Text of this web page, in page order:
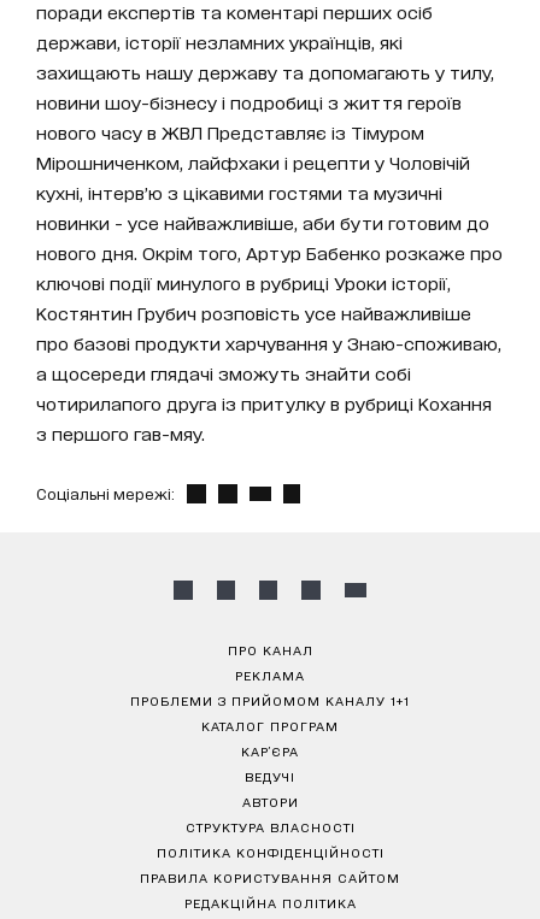
поради експертів та коментарі перших осіб
держави, історії незламних українців, які
захищають нашу державу та допомагають у тилу,
новини шоу-бізнесу і подробиці з життя героїв
нового часу в ЖВЛ Представляє із Тімуром
Мірошниченком, лайфхаки і рецепти у Чоловічій
кухні, інтерв’ю з цікавими гостями та музичні
новинки - усе найважливіше, аби бути готовим до
нового дня. Окрім того, Артур Бабенко розкаже про
ключові події минулого в рубриці Уроки історії,
Костянтин Грубич розповість усе найважливіше
про базові продукти харчування у Знаю-споживаю,
а щосереди глядачі зможуть знайти собі
чотирилапого друга із притулку в рубриці Кохання
з першого гав-мяу.
Соціальні мережі:
ПРО КАНАЛ
РЕКЛАМА
ПРОБЛЕМИ З ПРИЙОМОМ КАНАЛУ 1+1
КАТАЛОГ ПРОГРАМ
КАР’ЄРА
ВЕДУЧІ
АВТОРИ
СТРУКТУРА ВЛАСНОСТІ
ПОЛІТИКА КОНФІДЕНЦІЙНОСТІ
ПРАВИЛА КОРИСТУВАННЯ САЙТОМ
РЕДАКЦІЙНА ПОЛІТИКА